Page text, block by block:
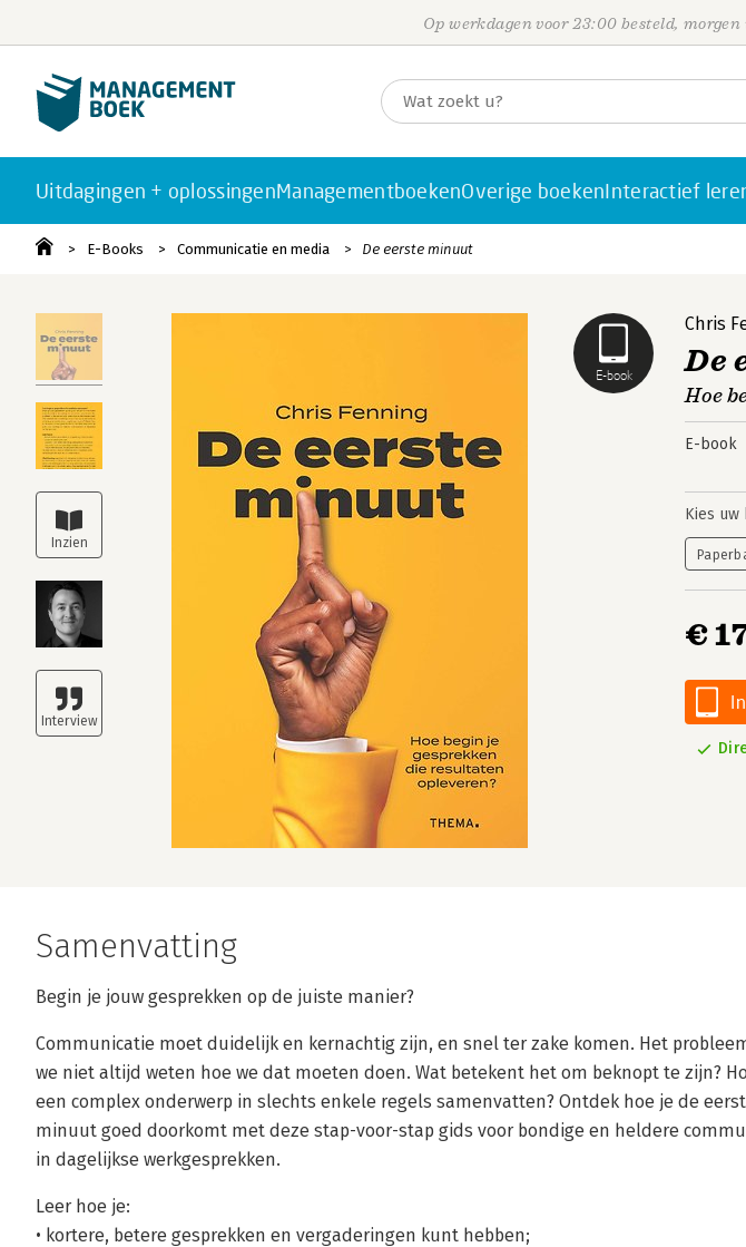
Op werkdagen voor 23:00 besteld,
Uitdagingen + oplossingenManagementboekenOverige boekenInteractief
E-Books Communicatie en media De eerste minuut
E-book
Chris
De
Hoe
E-book
Kies uw
€
Samenvatting
Begin je jouw gesprekken op de juiste manier?
Communicatie moet duidelijk en kernachtig zijn, en snel ter zake komen. Het
we niet altijd weten hoe we dat moeten doen. Wat betekent het om beknopt te zijn?
een complex onderwerp in slechts enkele regels samenvatten? Ontdek hoe je de
minuut goed doorkomt met deze stap-voor-stap gids voor bondige en heldere
in dagelijkse werkgesprekken.
Leer hoe je:
• kortere, betere gesprekken en vergaderingen kunt hebben;